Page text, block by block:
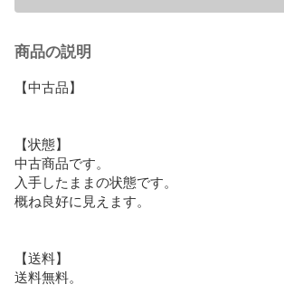
商品の説明
【中古品】
【状態】
中古商品です。
入手したままの状態です。
概ね良好に見えます。
【送料】
送料無料。